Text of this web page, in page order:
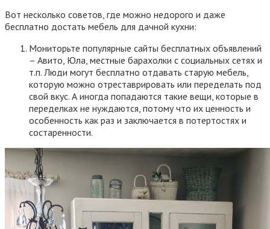
Вот несколько советов, где можно недорого и даже
бесплатно достать мебель для дачной кухни:
Мониторьте популярные сайты бесплатных объявлений
– Авито, Юла, местные барахолки с социальных сетях и
т.п. Люди могут бесплатно отдавать старую мебель,
которую можно отреставрировать или переделать под
свой вкус. А иногда попадаются такие вещи, которые в
переделках не нуждаются, потому что их ценность и
особенность как раз и заключается в потертостях и
состаренности.